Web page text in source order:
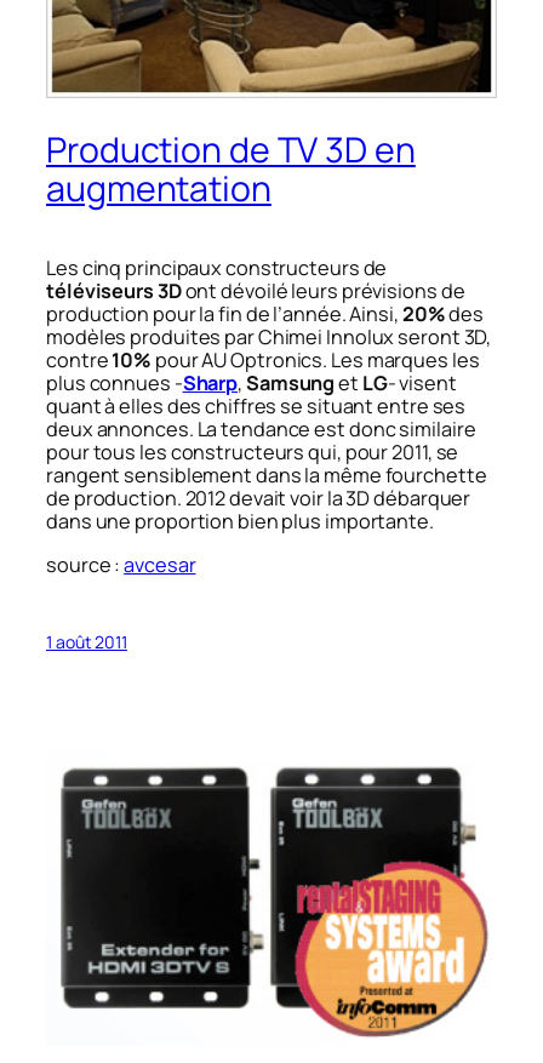
Production de TV 3D en
augmentation
Les cinq principaux constructeurs de
téléviseurs 3Dont dévoilé leurs prévisions de
production pour la fin de l’année. Ainsi,20%des
modèles produites par Chimei Innolux seront 3D,
contre10% pour AU Optronics. Les marques les
plus connues ‑Sharp,Samsunget LG‑ visent
quant à elles des chiffres se situant entre ses
deux annonces. La tendance est donc similaire
pour tous les constructeurs qui, pour 2011, se
rangent sensiblement dans la même fourchette
de production. 2012 devait voir la 3D débarquer
dans une proportion bien plus importante.
source :avcesar
1 août 2011